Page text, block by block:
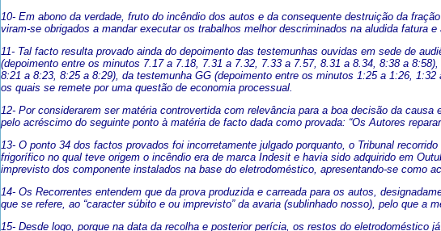
10- Em abono da verdade, fruto do incêndio dos autos e da consequente destruição da
viram-se obrigados a mandar executar os trabalhos melhor descriminados na aludida fatura e
11- Tal facto resulta provado ainda do depoimento das testemunhas ouvidas em sede de
(depoimento entre os minutos 7.17 a 7.18, 7.31 a 7.32, 7.33 a 7.57, 8.31 a 8.34, 8:38 a
8:21 a 8:23, 8:25 a 8:29), da testemunha GG (depoimento entre os minutos 1:25 a 1:26,
os quais se remete por uma questão de economia processual.
12- Por considerarem ser matéria controvertida com relevância para a boa decisão da
pelo acréscimo do seguinte ponto à matéria de facto dada como provada: “Os Autores
13- O ponto 34 dos factos provados foi incorretamente julgado porquanto, o Tribunal
frigorífico no qual teve origem o incêndio era de marca Indesit e havia sido adquirido em
imprevisto dos componente instalados na base do eletrodoméstico, apresentando-se como
14- Os Recorrentes entendem que da prova produzida e carreada para os autos,
que se refere, ao “caracter súbito e ou imprevisto” da avaria (sublinhado nosso), pelo que a
15- Desde logo, porque na data da recolha e posterior perícia, os restos do eletrodoméstico